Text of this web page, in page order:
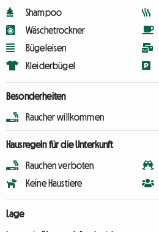
Shampoo
Wäschetrockner
Bügeleisen
Kleiderbügel
Besonderheiten
Raucher willkommen
Hausregeln für die Unterkunft
Rauchen verboten
Keine Haustiere
Lage